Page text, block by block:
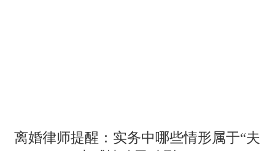
离婚律师提醒：实务中哪些情形属于“夫